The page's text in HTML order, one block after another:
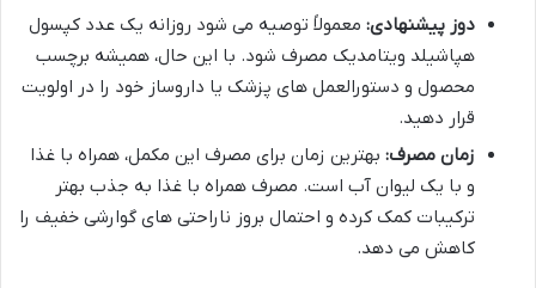
دوز پیشنهادی: معمولاً توصیه می شود روزانه یک عدد کپسول
هپاشیلد ویتامدیک مصرف شود. با این حال، همیشه برچسب
محصول و دستورالعمل های پزشک یا داروساز خود را در اولویت
قرار دهید.
زمان مصرف: بهترین زمان برای مصرف این مکمل، همراه با غذا
و با یک لیوان آب است. مصرف همراه با غذا به جذب بهتر
ترکیبات کمک کرده و احتمال بروز ناراحتی های گوارشی خفیف را
کاهش می دهد.